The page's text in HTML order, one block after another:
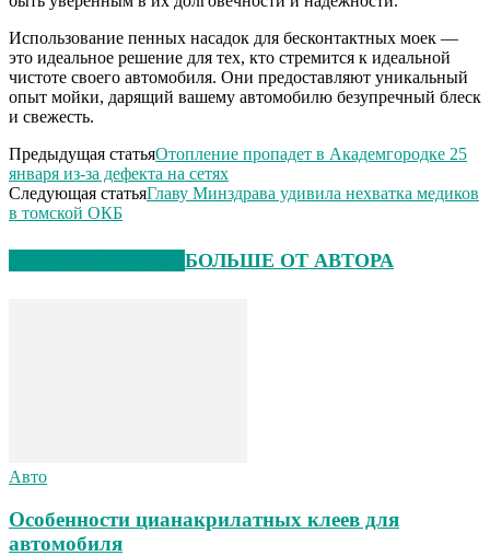
Использование пенных насадок для бесконтактных моек —
это идеальное решение для тех, кто стремится к идеальной
чистоте своего автомобиля. Они предоставляют уникальный
опыт мойки, дарящий вашему автомобилю безупречный блеск
и свежесть.
Предыдущая статьяОтопление пропадет в Академгородке 25
января из-за дефекта на сетях
Следующая статьяГлаву Минздрава удивила нехватка медиков
в томской ОКБ
БОЛЬШЕ ОТ АВТОРА
Авто
Особенности цианакрилатных клеев для
автомобиля